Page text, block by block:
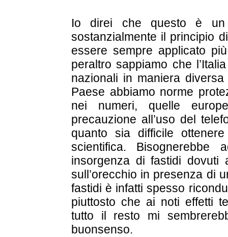
Io direi che questo è un
sostanzialmente il principio
essere sempre applicato
peraltro sappiamo che
nazionali in maniera
Paese abbiamo norme
nei numeri, quelle
precauzione all’uso del
quanto sia difficile
scientifica. Bisognerebbe
insorgenza di fastidi dovuti
sull’orecchio in presenza di
fastidi è infatti spesso
piuttosto che ai noti effetti
tutto il resto mi
buonsenso.